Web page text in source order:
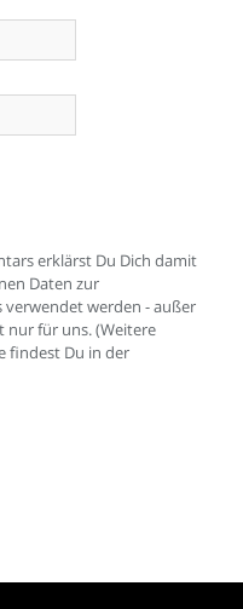
erklärst Du Dich damit
Daten zur
werden - außer
nur für uns. (Weitere
findest Du in der